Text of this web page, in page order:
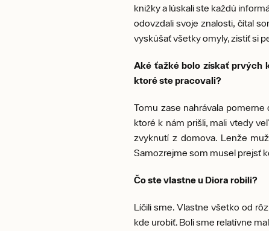
knižky a lúskali ste každú
odovzdali svoje znalosti, čítal
vyskúšať všetky omyly, zistiť si
Aké ťažké bolo získať prvých
ktoré ste pracovali?
Tomu zase nahrávala
ktoré k nám prišli, mali vtedy
zvyknutí z domova. Lenže
Samozrejme som musel prejsť
Čo ste vlastne u Diora robili?
Líčili sme. Vlastne všetko od
kde urobiť. Boli sme relatívne